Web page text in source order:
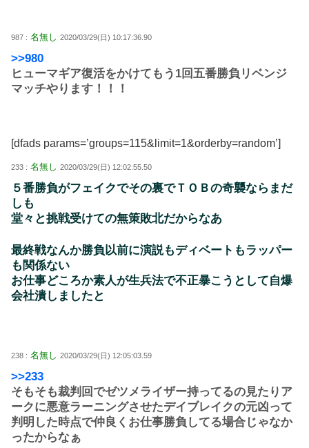
987 : 名無し 2020/03/29(日) 10:17:36.90
>>980
ヒューマギア復活をかけてもう1回五番勝負リベンジ
マッチやります！！！
[dfads params=’groups=115&limit=1&orderby=random’]
233 : 名無し 2020/03/29(日) 12:02:55.50
５番勝負がフェイクでその裏でＴＯＢの奇襲ならまだ
しも
堂々と挑戦受けての無策敗北だからなあ
最終戦なんか勝負以前に演説もディベートもラッパー
も関係ない
お仕事どころか素人が生兵法で不正暴こうとして自爆
会社潰しましたと
238 : 名無し 2020/03/29(日) 12:05:03.59
>>233
そもそも裁判回でゼツメライザー持ってるの見たりア
ークに悪意ラーニングさせたデイブレイクの元凶って
判明した時点で仲良くお仕事勝負してる場合じゃなか
ったからなぁ